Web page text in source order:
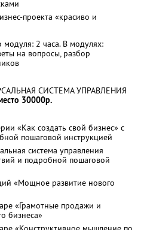
проекта «красиво и
2 часа. В модулях:
на вопросы, разбор
СИСТЕМА УПРАВЛЕНИЯ
30000р.
«Как создать свой бизнес» с
пошаговой инструкцией
система управления
и подробной пошаговой
«Мощное развитие нового
«Грамотные продажи и
бизнеса»